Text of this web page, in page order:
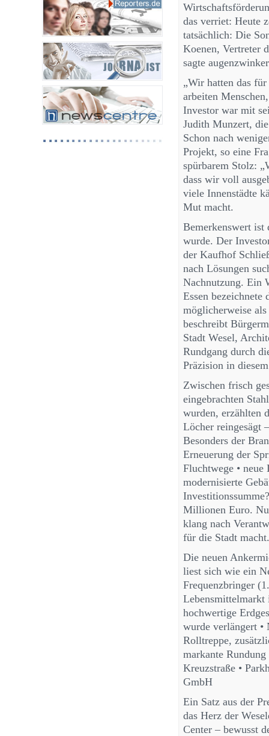
das verriet: Heute
tatsächlich: Die
Koenen, Vertreter
sagte
„Wir hatten das
arbeiten
Investor war mit
Judith Munzert,
Schon nach
Projekt, so eine
spürbarem Stolz:
dass wir voll
viele Innenstädte
Mut macht.
Bemerkenswert ist
wurde. Der
der Kaufhof
nach Lösungen
Nachnutzung. Ein
Essen bezeichnete
möglicherweise
beschreibt
Stadt Wesel,
Rundgang durch
Präzision in
Zwischen frisch
eingebrachten
wurden, erzählten
Löcher reingesägt
Besonders der
Erneuerung der
Fluchtwege •
modernisierte
Millionen Euro.
klang nach
für die Stadt macht.
Die neuen
liest sich wie ein
Frequenzbringer
Lebensmittelmarkt
hochwertige
wurde verlängert •
Rolltreppe,
markante
Kreuzstraße •
GmbH
Ein Satz aus der
das Herz der
Center – bewusst